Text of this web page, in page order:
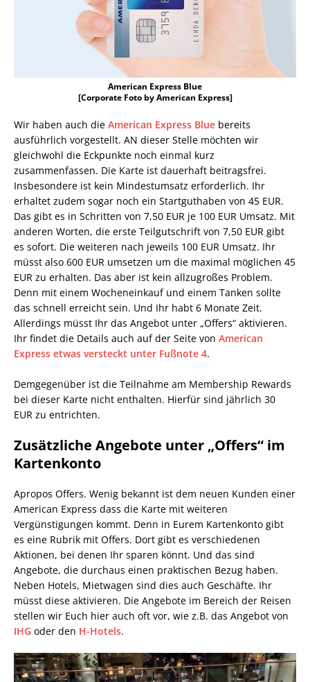
American Express Blue
[Corporate Foto by American Express]
Wir haben auch die American Express Blue bereits
ausführlich vorgestellt. AN dieser Stelle möchten wir
gleichwohl die Eckpunkte noch einmal kurz
zusammenfassen. Die Karte ist dauerhaft beitragsfrei.
Insbesondere ist kein Mindestumsatz erforderlich. Ihr
erhaltet zudem sogar noch ein Startguthaben von 45 EUR.
Das gibt es in Schritten von 7,50 EUR je 100 EUR Umsatz. Mit
anderen Worten, die erste Teilgutschrift von 7,50 EUR gibt
es sofort. Die weiteren nach jeweils 100 EUR Umsatz. Ihr
müsst also 600 EUR umsetzen um die maximal möglichen 45
EUR zu erhalten. Das aber ist kein allzugroßes Problem.
Denn mit einem Wocheneinkauf und einem Tanken sollte
das schnell erreicht sein. Und Ihr habt 6 Monate Zeit.
Allerdings müsst Ihr das Angebot unter „Offers“ aktivieren.
Ihr findet die Details auch auf der Seite von American
Express etwas versteckt unter Fußnote 4.
Demgegenüber ist die Teilnahme am Membership Rewards
bei dieser Karte nicht enthalten. Hierfür sind jährlich 30
EUR zu entrichten.
Zusätzliche Angebote unter „Offers“ im
Kartenkonto
Apropos Offers. Wenig bekannt ist dem neuen Kunden einer
American Express dass die Karte mit weiteren
Vergünstigungen kommt. Denn in Eurem Kartenkonto gibt
es eine Rubrik mit Offers. Dort gibt es verschiedenen
Aktionen, bei denen Ihr sparen könnt. Und das sind
Angebote, die durchaus einen praktischen Bezug haben.
Neben Hotels, Mietwagen sind dies auch Geschäfte. Ihr
müsst diese aktivieren. Die Angebote im Bereich der Reisen
stellen wir Euch hier auch oft vor, wie z.B. das Angebot von
IHG oder den H-Hotels.